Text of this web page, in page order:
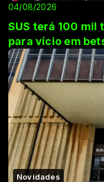
04/08/2026
SUS terá 100 mil
para vício em
Novidades